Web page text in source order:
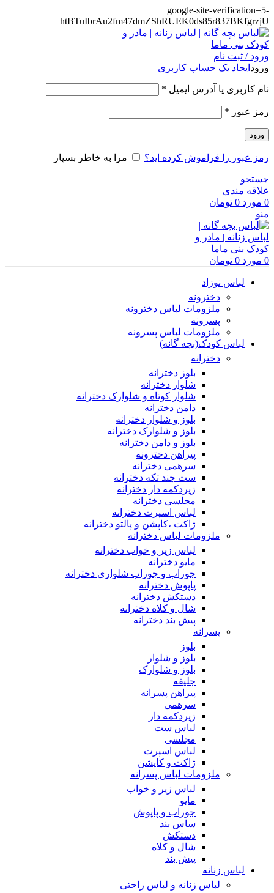
google-site-verification=5-
htBTuIbrAu2fm47dmZShRUEK0ds85r837BKfgrzjU
ورود / ثبت نام
ورود ایجاد یک حساب کاربری
نام کاربری یا آدرس ایمیل *
رمز عبور *
ورود
رمز عبور را فراموش کرده اید؟ مرا به خاطر بسپار
جستجو
علاقه مندی
0 مورد 0 تومان
منو
0 مورد 0 تومان
لباس نوزاد
دخترونه
ملزومات لباس دخترونه
پسرونه
ملزومات لباس پسرونه
لباس کودک(بچه گانه)
دخترانه
بلوز دخترانه
شلوار دخترانه
شلوار کوتاه و شلوارک دخترانه
دامن دخترانه
بلوز و شلوار دخترانه
بلوز و شلوارک دخترانه
بلوز و دامن دخترانه
پیراهن دخترونه
سرهمی دخترانه
ست چند تکه دخترانه
زیردکمه دار دخترانه
مجلسی دخترانه
لباس اسپرت دخترانه
ژاکت ،کاپشن و پالتو دخترانه
ملزومات لباس دخترانه
لباس زیر و خواب دخترانه
مایو دخترانه
جوراب و جوراب شلواری دخترانه
پاپوش دخترانه
دستکش دخترانه
شال و کلاه دخترانه
پیش بند دخترانه
پسرانه
بلوز
بلوز و شلوار
بلوز و شلوارک
جلیقه
پیراهن پسرانه
سرهمی
زیردکمه دار
لباس ست
مجلسی
لباس اسپرت
ژاکت و کاپشن
ملزومات لباس پسرانه
لباس زیر و خواب
مایو
جوراب و پاپوش
ساس بند
دستکش
شال و کلاه
پیش بند
لباس زنانه
لباس زنانه و لباس راحتی